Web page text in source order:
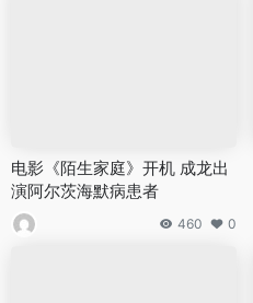
电影《陌生家庭》开机 成龙出
演阿尔茨海默病患者
460 0